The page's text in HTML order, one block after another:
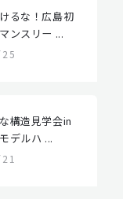
るな！広島初
ンスリー ...
構造見学会in
デルハ ...